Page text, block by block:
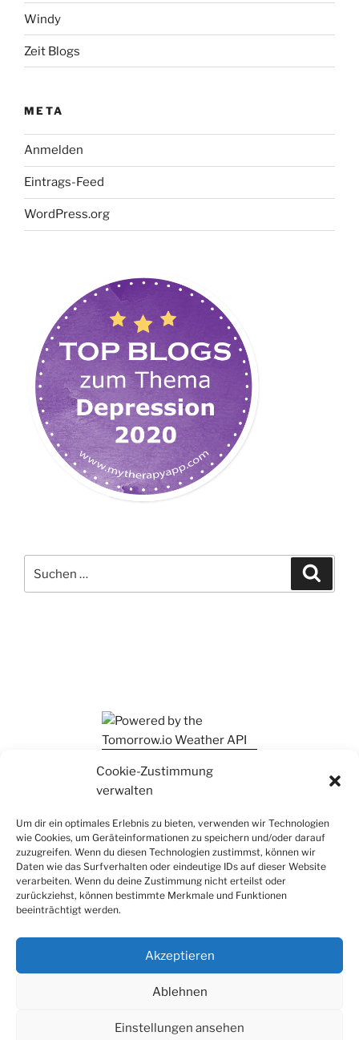
Cookie-Zustimmung
verwalten
Um dir ein optimales Erlebnis zu bieten, verwenden wir Technologien
wie Cookies, um Geräteinformationen zu speichern und/oder darauf
zuzugreifen. Wenn du diesen Technologien zustimmst, können wir
Daten wie das Surfverhalten oder eindeutige IDs auf dieser Website
verarbeiten. Wenn du deine Zustimmung nicht erteilst oder
zurückziehst, können bestimmte Merkmale und Funktionen
beeinträchtigt werden.
Akzeptieren
Ablehnen
Einstellungen ansehen
Windy
Zeit Blogs
META
Anmelden
Eintrags-Feed
WordPress.org
nach: